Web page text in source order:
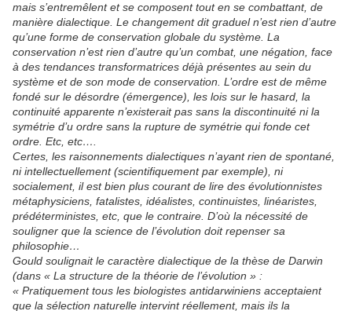
mais s’entremêlent et se composent tout en se combattant, de
manière dialectique. Le changement dit graduel n’est rien d’autre
qu’une forme de conservation globale du système. La
conservation n’est rien d’autre qu’un combat, une négation, face
à des tendances transformatrices déjà présentes au sein du
système et de son mode de conservation. L’ordre est de même
fondé sur le désordre (émergence), les lois sur le hasard, la
continuité apparente n’existerait pas sans la discontinuité ni la
symétrie d’u ordre sans la rupture de symétrie qui fonde cet
ordre. Etc, etc….
Certes, les raisonnements dialectiques n’ayant rien de spontané,
ni intellectuellement (scientifiquement par exemple), ni
socialement, il est bien plus courant de lire des évolutionnistes
métaphysiciens, fatalistes, idéalistes, continuistes, linéaristes,
prédéterministes, etc, que le contraire. D’où la nécessité de
souligner que la science de l’évolution doit repenser sa
philosophie…
Gould soulignait le caractère dialectique de la thèse de Darwin
(dans « La structure de la théorie de l’évolution » :
« Pratiquement tous les biologistes antidarwiniens acceptaient
que la sélection naturelle intervint réellement, mais ils la